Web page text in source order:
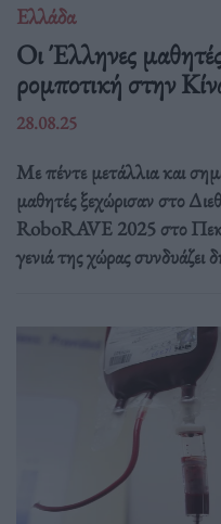
Ελλάδα
Οι Έλληνες
ρομποτική στην
28.08.25
Με πέντε μετάλλια και
μαθητές ξεχώρισαν στο
RoboRAVE 2025 στο
γενιά της χώρας συνδυάζει